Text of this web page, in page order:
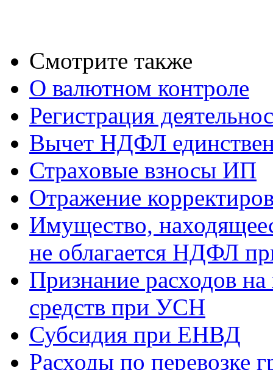
Смотрите также
О валютном контроле
Регистрация
Вычет НДФЛ
Страховые взносы ИП
Отражение
Имущество,
не облагается НДФЛ
Признание расходов
средств при УСН
Субсидия при ЕНВД
Расходы по перевозке